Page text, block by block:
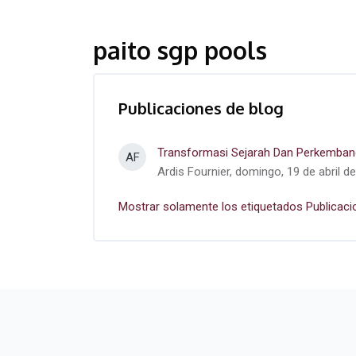
paito sgp pools
Publicaciones de blog
AF
Transformasi Sejarah Dan
Ardis Fournier, domingo, 19 de abril
Mostrar solamente los etiquetados